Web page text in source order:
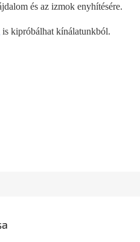
és az izmok enyhítésére.
is kipróbálhat kínálatunkból.